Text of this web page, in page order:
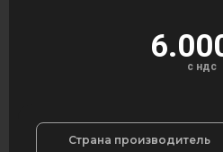
с ндс
Страна производитель